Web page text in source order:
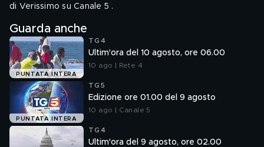
di Verissimo su Canale 5 .
Guarda anche
PUNTATA INTERA
TG4
Ultim'ora del 10 agosto, ore 06.00
10 ago | Rete 4
PUNTATA INTERA
TG5
Edizione ore 01.00 del 9 agosto
10 ago | Canale 5
TG4
Ultim'ora del 9 agosto, ore 02.00